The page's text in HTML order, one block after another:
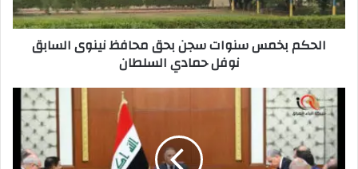
السابق
نوفل
حماديالحكم بخمس سنوات سجن بحق محافظ نينوى السابق
نوفل حمادي السلطان
مجلس
الوزراء
يربط
موافقة
الصحفيين